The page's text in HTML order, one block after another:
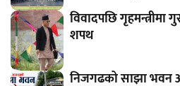
विवादपछि
शपथ
निजगढको साझा भवन